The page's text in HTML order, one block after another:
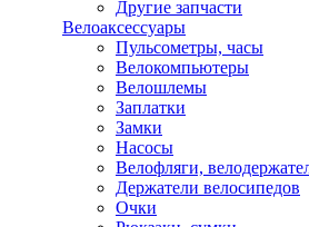
Другие запчасти
Велоаксессуары
Пульсометры, часы
Велокомпьютеры
Велошлемы
Заплатки
Замки
Насосы
Велофляги,
Держатели велосипедов
Очки